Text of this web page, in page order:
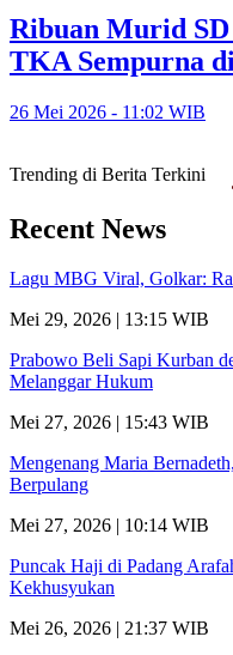
Ribuan Murid
TKA Sempurna
26 Mei 2026 - 11:02 WIB
Trending di Berita Terkini
Recent News
Lagu MBG Viral, Golkar:
Mei 29, 2026 | 13:15 WIB
Prabowo Beli Sapi Kurban
Melanggar Hukum
Mei 27, 2026 | 15:43 WIB
Mengenang Maria
Berpulang
Mei 27, 2026 | 10:14 WIB
Puncak Haji di Padang
Kekhusyukan
Mei 26, 2026 | 21:37 WIB